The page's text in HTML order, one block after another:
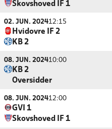
Skovshoved IF 1
02. JUN. 202412:15
Hvidovre IF 2
KB 2
08. JUN. 202410:00
KB 2
Oversidder
08. JUN. 202412:00
GVI 1
Skovshoved IF 1